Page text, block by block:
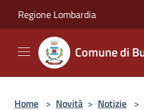
Regione Lombardia
Comune di
Home > Novità > Notizie >